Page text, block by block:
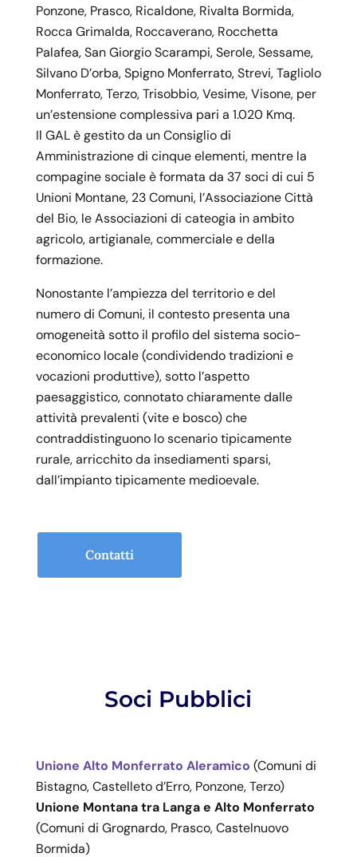
Ponzone, Prasco, Ricaldone, Rivalta Bormida,
Rocca Grimalda, Roccaverano, Rocchetta
Palafea, San Giorgio Scarampi, Serole, Sessame,
Silvano D’orba, Spigno Monferrato, Strevi, Tagliolo
Monferrato, Terzo, Trisobbio, Vesime, Visone, per
un’estensione complessiva pari a 1.020 Kmq.
Il GAL è gestito da un Consiglio di
Amministrazione di cinque elementi, mentre la
compagine sociale è formata da 37 soci di cui 5
Unioni Montane, 23 Comuni, l’Associazione Città
del Bio, le Associazioni di cateogia in ambito
agricolo, artigianale, commerciale e della
formazione.
Nonostante l’ampiezza del territorio e del
numero di Comuni, il contesto presenta una
omogeneità sotto il profilo del sistema socio-
economico locale (condividendo tradizioni e
vocazioni produttive), sotto l’aspetto
paesaggistico, connotato chiaramente dalle
attività prevalenti (vite e bosco) che
contraddistinguono lo scenario tipicamente
rurale, arricchito da insediamenti sparsi,
dall’impianto tipicamente medioevale.
Contatti
Soci Pubblici
Unione Alto Monferrato Aleramico (Comuni di
Bistagno, Castelleto d’Erro, Ponzone, Terzo)
Unione Montana tra Langa e Alto Monferrato
(Comuni di Grognardo, Prasco, Castelnuovo
Bormida)